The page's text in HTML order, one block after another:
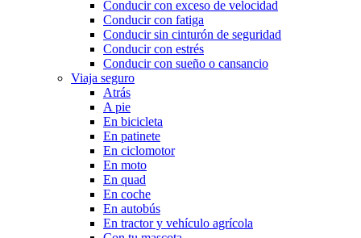
Conducir con exceso de velocidad
Conducir con fatiga
Conducir sin cinturón de seguridad
Conducir con estrés
Conducir con sueño o cansancio
Viaja seguro
Atrás
A pie
En bicicleta
En patinete
En ciclomotor
En moto
En quad
En coche
En autobús
En tractor y vehículo agrícola